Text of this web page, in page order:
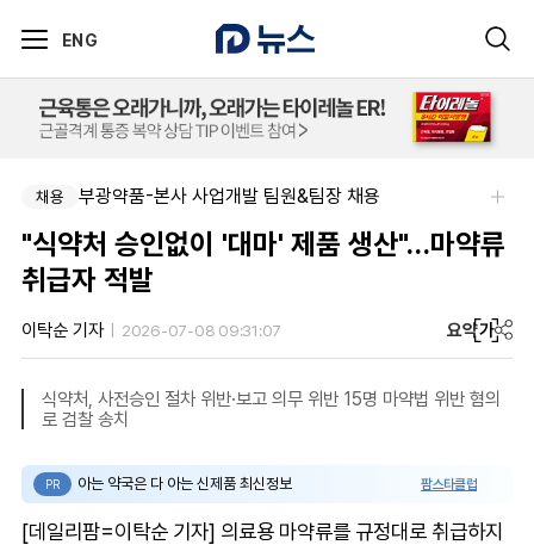
ENG
채용 부광약품-본사 사업개발 팀원&팀장 채용
"식약처 승인없이 '대마' 제품 생산"…마약류
취급자 적발
이탁순 기자 2026-07-08 09:31:07 요약가
식약처, 사전승인 절차 위반·보고 의무 위반 15명 마약법 위반 혐의
로 검찰 송치
PR 아는 약국은 다 아는 신제품 최신정보 팜스타클럽
[데일리팜=이탁순 기자] 의료용 마약류를 규정대로 취급하지